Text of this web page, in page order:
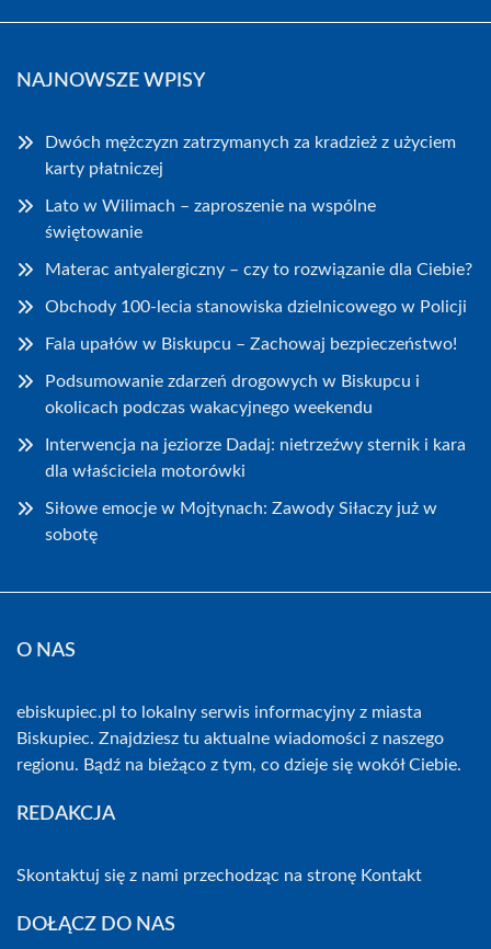
NAJNOWSZE WPISY
Dwóch mężczyzn zatrzymanych za kradzież z użyciem
karty płatniczej
Lato w Wilimach – zaproszenie na wspólne
świętowanie
Materac antyalergiczny – czy to rozwiązanie dla Ciebie?
Obchody 100-lecia stanowiska dzielnicowego w Policji
Fala upałów w Biskupcu – Zachowaj bezpieczeństwo!
Podsumowanie zdarzeń drogowych w Biskupcu i
okolicach podczas wakacyjnego weekendu
Interwencja na jeziorze Dadaj: nietrzeźwy sternik i kara
dla właściciela motorówki
Siłowe emocje w Mojtynach: Zawody Siłaczy już w
sobotę
O NAS
ebiskupiec.pl to lokalny serwis informacyjny z miasta
Biskupiec. Znajdziesz tu aktualne wiadomości z naszego
regionu. Bądź na bieżąco z tym, co dzieje się wokół Ciebie.
REDAKCJA
Skontaktuj się z nami przechodząc na stronę Kontakt
DOŁĄCZ DO NAS